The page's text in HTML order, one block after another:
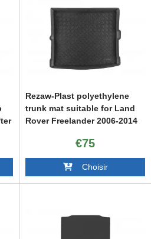
Rezaw-Plast polyethylene
trunk mat suitable for Land
Rover Freelander 2006-2014
€75
Choisir